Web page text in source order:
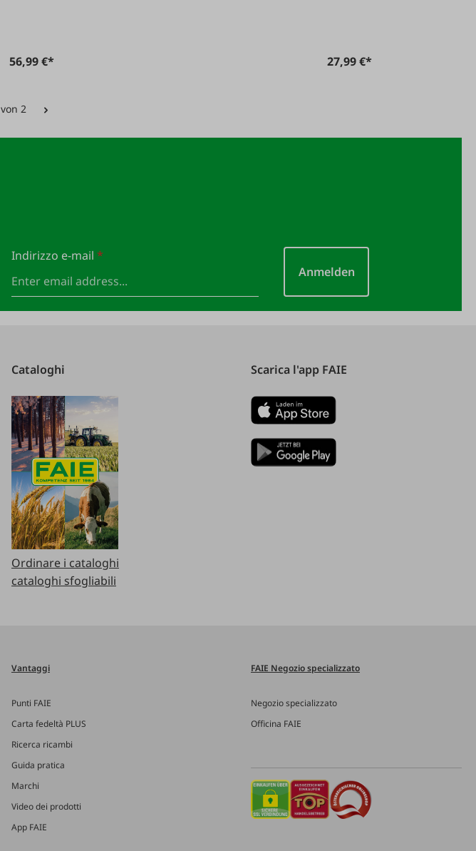
56,99 €* 27,99 €*
von 2
Indirizzo e-mail *
Anmelden
Cataloghi
Ordinare i cataloghi
cataloghi sfogliabili
Scarica l'app FAIE
Vantaggi
Punti FAIE
Carta fedeltà PLUS
Ricerca ricambi
Guida pratica
Marchi
Video dei prodotti
App FAIE
FAIE Negozio specializzato
Negozio specializzato
Officina FAIE